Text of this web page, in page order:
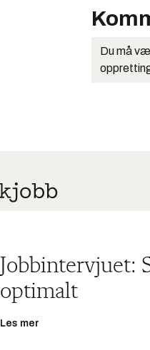
Du må
Jobbintervjuet:
optimalt
Les mer